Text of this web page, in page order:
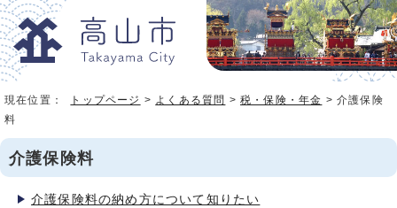
現在位置： トップページ > よくある質問 >税・保険・年金 > 介護保険
料
介護保険料
介護保険料の納め方について知りたい